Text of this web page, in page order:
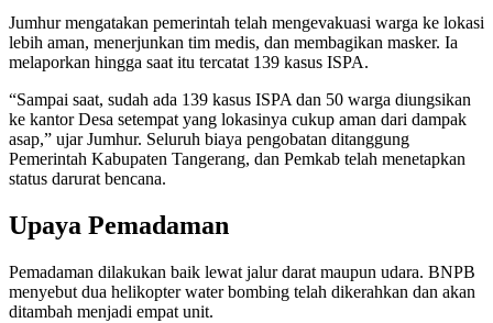
Jumhur mengatakan pemerintah telah mengevakuasi warga ke lokasi
lebih aman, menerjunkan tim medis, dan membagikan masker. Ia
melaporkan hingga saat itu tercatat 139 kasus ISPA.
“Sampai saat, sudah ada 139 kasus ISPA dan 50 warga diungsikan
ke kantor Desa setempat yang lokasinya cukup aman dari dampak
asap,” ujar Jumhur. Seluruh biaya pengobatan ditanggung
Pemerintah Kabupaten Tangerang, dan Pemkab telah menetapkan
status darurat bencana.
Upaya Pemadaman
Pemadaman dilakukan baik lewat jalur darat maupun udara. BNPB
menyebut dua helikopter water bombing telah dikerahkan dan akan
ditambah menjadi empat unit.